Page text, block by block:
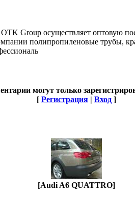
Group осуществляет оптовую
полипропиленовые трубы,
могут только
[ Регистрация | Вход ]
[Audi A6 QUATTRO]